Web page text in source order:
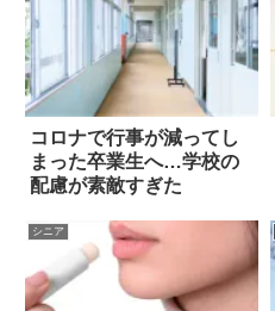
コロナで行事が減ってし
まった卒業生へ…学校の
配慮が素敵すぎた
シニア